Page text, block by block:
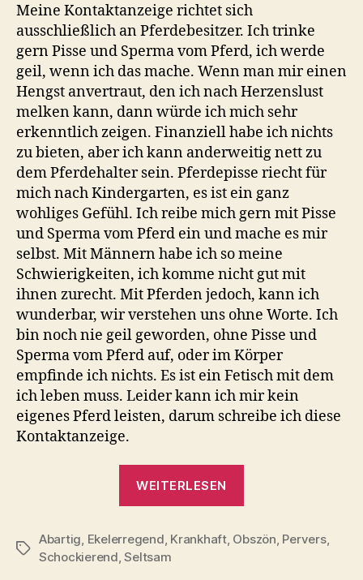
Meine Kontaktanzeige richtet sich
ausschließlich an Pferdebesitzer. Ich trinke
gern Pisse und Sperma vom Pferd, ich werde
geil, wenn ich das mache. Wenn man mir einen
Hengst anvertraut, den ich nach Herzenslust
melken kann, dann würde ich mich sehr
erkenntlich zeigen. Finanziell habe ich nichts
zu bieten, aber ich kann anderweitig nett zu
dem Pferdehalter sein. Pferdepisse riecht für
mich nach Kindergarten, es ist ein ganz
wohliges Gefühl. Ich reibe mich gern mit Pisse
und Sperma vom Pferd ein und mache es mir
selbst. Mit Männern habe ich so meine
Schwierigkeiten, ich komme nicht gut mit
ihnen zurecht. Mit Pferden jedoch, kann ich
wunderbar, wir verstehen uns ohne Worte. Ich
bin noch nie geil geworden, ohne Pisse und
Sperma vom Pferd auf, oder im Körper
empfinde ich nichts. Es ist ein Fetisch mit dem
ich leben muss. Leider kann ich mir kein
eigenes Pferd leisten, darum schreibe ich diese
Kontaktanzeige.
WEITERLESEN
vom
Schlagwörter
Abartig, Ekelerregend, Krankhaft, Obszön, Pervers,
Schockierend,Seltsam